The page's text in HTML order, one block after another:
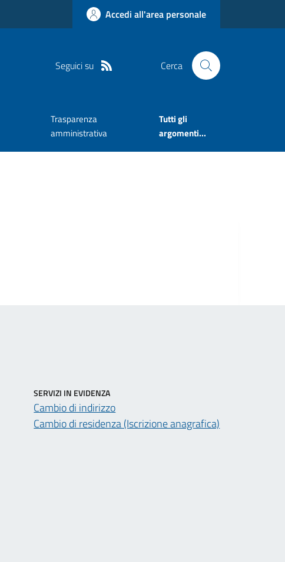
Accedi all'area personale
Seguici su Cerca
Trasparenza
amministrativa
Tutti gli
argomenti...
SERVIZI IN EVIDENZA
Cambio di indirizzo
Cambio di residenza (Iscrizione anagrafica)